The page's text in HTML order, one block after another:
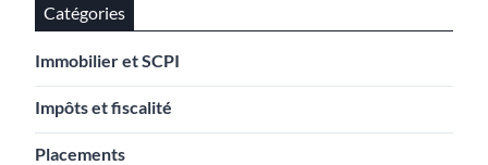
Catégories
Immobilier et SCPI
Impôts et fiscalité
Placements